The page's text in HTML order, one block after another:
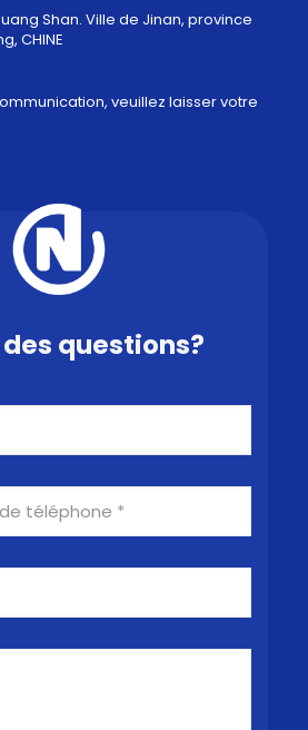
Shan. Ville de Jinan, province
CHINE
veuillez laisser votre
questions?